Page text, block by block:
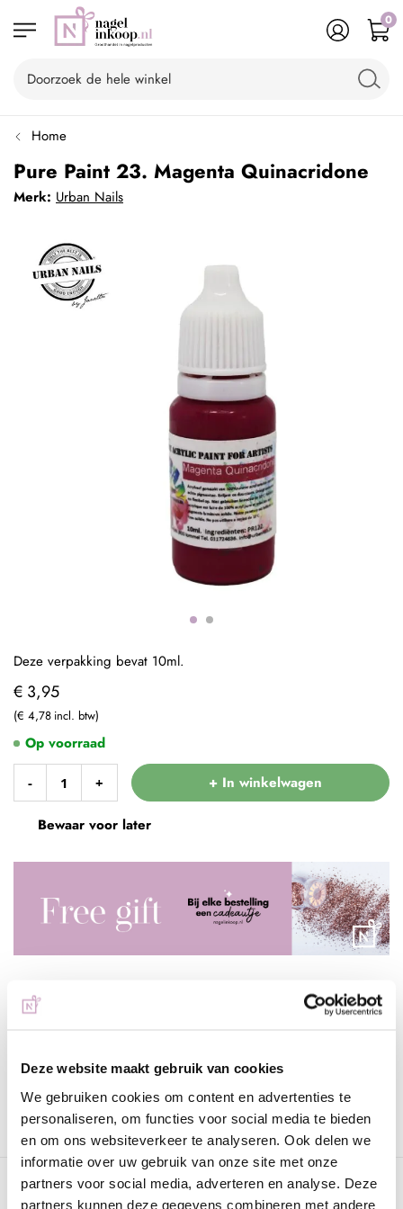
Deze website maakt gebruik van cookies
We gebruiken cookies om content en advertenties te
personaliseren, om functies voor social media te bieden
en om ons websiteverkeer te analyseren. Ook delen we
informatie over uw gebruik van onze site met onze
partners voor social media, adverteren en analyse. Deze
partners kunnen deze gegevens combineren met andere
0
Home
Pure Paint 23. Magenta Quinacridone
Merk: Urban Nails
€ 3,95
€ 4,78
- + + In winkelwagen
Bewaar voor later
Gratis verzending vanaf € 75 excl. btw
Advies nodig? WhatsApp met onze specialisten
Op voorraad
Deze verpakking bevat 10ml.
Omschrijving